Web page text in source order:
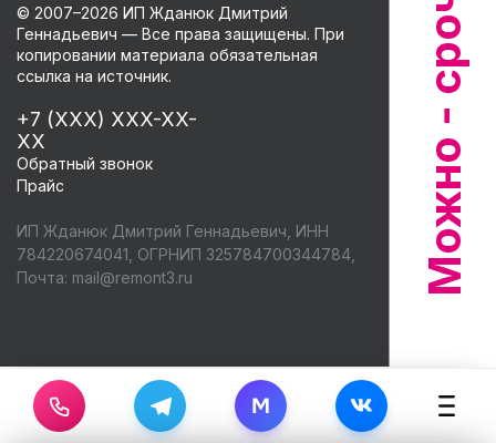
© 2007–2026 ИП Жданюк Дмитрий
Геннадьевич — Все права защищены. При
копировании материала обязательная
ссылка на источник.
+7 (XXX) XXX-XX-
XX
Обратный звонок
Прайс
ИП Жданюк Дмитрий Геннадьевич, ИНН
784220674041, ОГРНИП 325784700344784,
Почта: mail@remont3.ru
M